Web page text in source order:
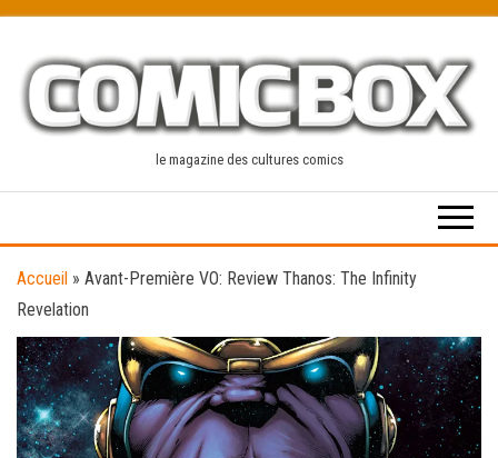
content
le magazine des cultures comics
Accueil » Avant-Première VO: Review Thanos: The Infinity
Revelation